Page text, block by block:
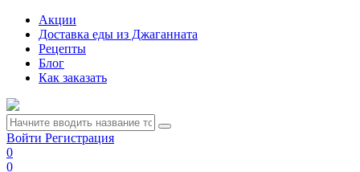
Акции
Доставка еды из Джаганната
Рецепты
Блог
Как заказать
Войти Регистрация
0
0